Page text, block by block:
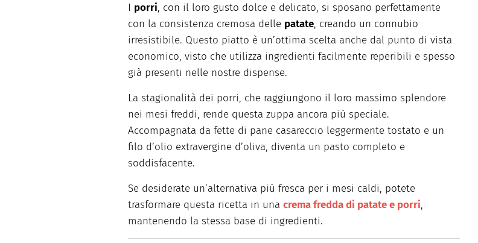
I porri, con il loro gusto dolce e delicato, si sposano perfettamente
con la consistenza cremosa delle patate, creando un connubio
irresistibile. Questo piatto è un’ottima scelta anche dal punto di vista
economico, visto che utilizza ingredienti facilmente reperibili e spesso
già presenti nelle nostre dispense.
La stagionalità dei porri, che raggiungono il loro massimo splendore
nei mesi freddi, rende questa zuppa ancora più speciale.
Accompagnata da fette di pane casareccio leggermente tostato e un
filo d’olio extravergine d’oliva, diventa un pasto completo e
soddisfacente.
Se desiderate un’alternativa più fresca per i mesi caldi, potete
trasformare questa ricetta in una crema fredda di patate e porri,
mantenendo la stessa base di ingredienti.